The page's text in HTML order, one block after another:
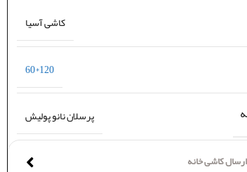
کاشی آسیا
120*60
پرسلان نانو پولیش
کاشی خانه